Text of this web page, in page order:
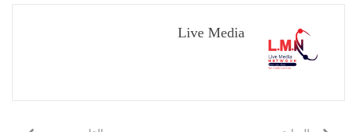
Live Media